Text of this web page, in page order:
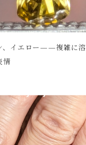
、イエロー——複雑に溶
情